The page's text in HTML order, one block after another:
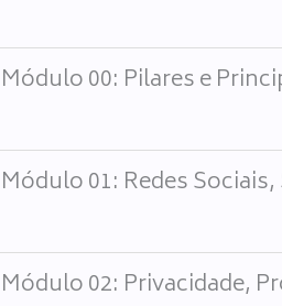
00: Pilares e
01: Redes
02: Privacidade,